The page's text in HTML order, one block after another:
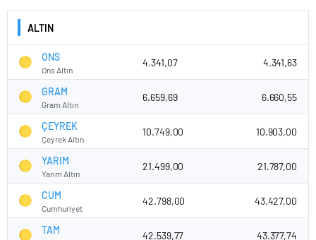
ALTIN
ONS
Ons Altın
4.341,07 4.341,63
GRAM
Gram Altın
6.659,69 6.660,55
ÇEYREK
Çeyrek Altın
10.749,00 10.903,00
YARIM
Yarım Altın
21.499,00 21.787,00
CUM
Cumhuriyet
42.798,00 43.427,00
TAM 42.539,77 43.377,74